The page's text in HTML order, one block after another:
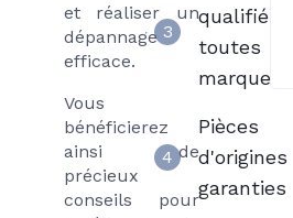
et réaliser un
dépannage
efficace.
Vous
bénéficierez
ainsi de
précieux
conseils pour
3
qualifiés
toutes
marques
4
Pièces
d'origines
garanties